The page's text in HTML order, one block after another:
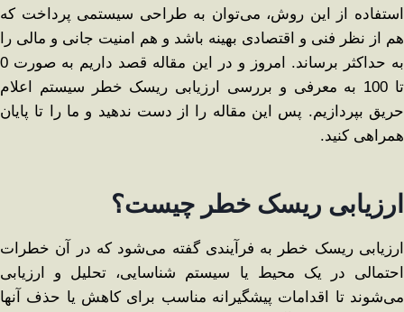
استفاده از این روش، می‌توان به طراحی سیستمی پرداخت که
هم از نظر فنی و اقتصادی بهینه باشد و هم امنیت جانی و مالی را
به حداکثر برساند. امروز و در این مقاله قصد داریم به صورت 0
تا 100 به معرفی و بررسی ارزیابی ریسک خطر سیستم اعلام
حریق بپردازیم. پس این مقاله را از دست ندهید و ما را تا پایان
همراهی کنید.
ارزیابی ریسک خطر چیست؟
ارزیابی ریسک خطر به فرآیندی گفته می‌شود که در آن خطرات
احتمالی در یک محیط یا سیستم شناسایی، تحلیل و ارزیابی
می‌شوند تا اقدامات پیشگیرانه مناسب برای کاهش یا حذف آنها